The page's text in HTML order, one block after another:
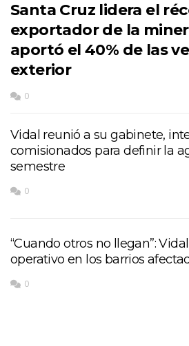
Santa Cruz lidera el
exportador de la
aportó el 40% de las
exterior
0
Vidal reunió a su gabinete,
comisionados para definir la
semestre
0
“Cuando otros no llegan”:
operativo en los barrios
0